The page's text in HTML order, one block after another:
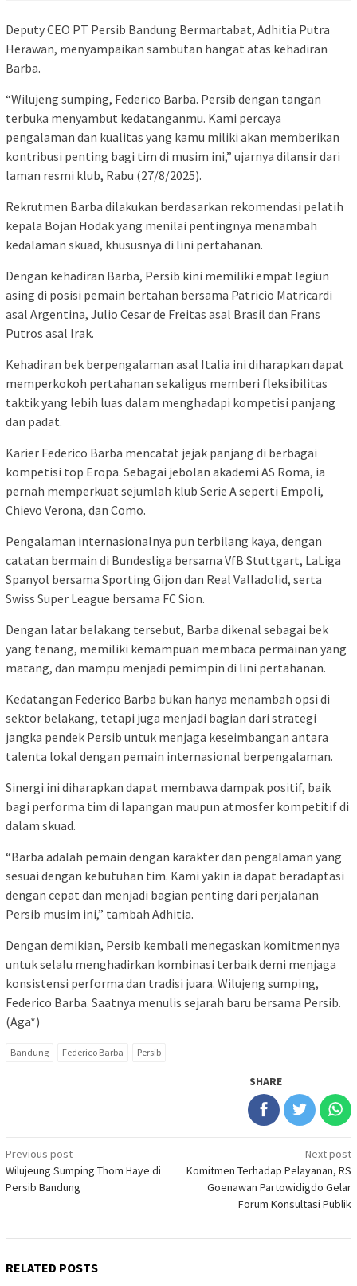
Deputy CEO PT Persib Bandung Bermartabat, Adhitia Putra
Herawan, menyampaikan sambutan hangat atas kehadiran
Barba.
“Wilujeng sumping, Federico Barba. Persib dengan tangan
terbuka menyambut kedatanganmu. Kami percaya
pengalaman dan kualitas yang kamu miliki akan memberikan
kontribusi penting bagi tim di musim ini,” ujarnya dilansir dari
laman resmi klub, Rabu (27/8/2025).
Rekrutmen Barba dilakukan berdasarkan rekomendasi pelatih
kepala Bojan Hodak yang menilai pentingnya menambah
kedalaman skuad, khususnya di lini pertahanan.
Dengan kehadiran Barba, Persib kini memiliki empat legiun
asing di posisi pemain bertahan bersama Patricio Matricardi
asal Argentina, Julio Cesar de Freitas asal Brasil dan Frans
Putros asal Irak.
Kehadiran bek berpengalaman asal Italia ini diharapkan dapat
memperkokoh pertahanan sekaligus memberi fleksibilitas
taktik yang lebih luas dalam menghadapi kompetisi panjang
dan padat.
Karier Federico Barba mencatat jejak panjang di berbagai
kompetisi top Eropa. Sebagai jebolan akademi AS Roma, ia
pernah memperkuat sejumlah klub Serie A seperti Empoli,
Chievo Verona, dan Como.
Pengalaman internasionalnya pun terbilang kaya, dengan
catatan bermain di Bundesliga bersama VfB Stuttgart, LaLiga
Spanyol bersama Sporting Gijon dan Real Valladolid, serta
Swiss Super League bersama FC Sion.
Dengan latar belakang tersebut, Barba dikenal sebagai bek
yang tenang, memiliki kemampuan membaca permainan yang
matang, dan mampu menjadi pemimpin di lini pertahanan.
Kedatangan Federico Barba bukan hanya menambah opsi di
sektor belakang, tetapi juga menjadi bagian dari strategi
jangka pendek Persib untuk menjaga keseimbangan antara
talenta lokal dengan pemain internasional berpengalaman.
Sinergi ini diharapkan dapat membawa dampak positif, baik
bagi performa tim di lapangan maupun atmosfer kompetitif di
dalam skuad.
“Barba adalah pemain dengan karakter dan pengalaman yang
sesuai dengan kebutuhan tim. Kami yakin ia dapat beradaptasi
dengan cepat dan menjadi bagian penting dari perjalanan
Persib musim ini,” tambah Adhitia.
Dengan demikian, Persib kembali menegaskan komitmennya
untuk selalu menghadirkan kombinasi terbaik demi menjaga
konsistensi performa dan tradisi juara. Wilujeng sumping,
Federico Barba. Saatnya menulis sejarah baru bersama Persib.
(Aga*)
Bandung Federico Barba Persib
SHARE
Post
navigation
Previous post
Wilujeung Sumping Thom Haye di
Persib Bandung
Next post
Komitmen Terhadap Pelayanan, RS
Goenawan Partowidigdo Gelar
Forum Konsultasi Publik
RELATED POSTS